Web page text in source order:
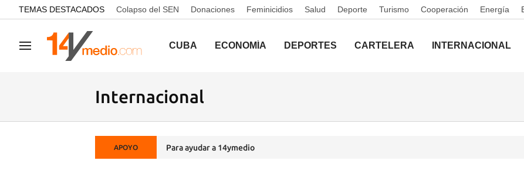
common.go-to-content
TEMAS DESTACADOS Colapso del SEN Donaciones Feminicidios Salud Deporte Turismo Cooperación Energía
Navegación CUBA ECONOMÍA DEPORTES CARTELERA INTERNACIONAL
Internacional
APOYO Para ayudar a 14ymedio